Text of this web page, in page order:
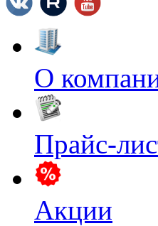
О
Прайс-
Акции